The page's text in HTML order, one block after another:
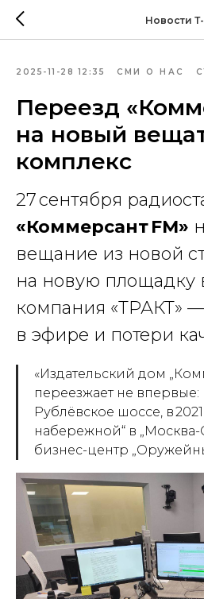
Новости
2025-11-28 12:35 СМИ О НАС
Переезд
на новый
комплекс
27 сентября
«Коммерсант FM»
вещание из новой
на новую площадку
компания «ТРАКТ»
в эфире и потери
«Издательский дом
переезжает не впервые:
Рублёвское шоссе, в
набережной“ в „Москва-
бизнес-центр